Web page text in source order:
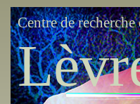
Centre de